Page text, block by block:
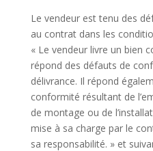
Le vendeur est tenu des
au contrat dans les
« Le vendeur livre un bien
répond des défauts de
délivrance. Il répond
conformité résultant de
de montage ou de
mise à sa charge par le
sa responsabilité. » et